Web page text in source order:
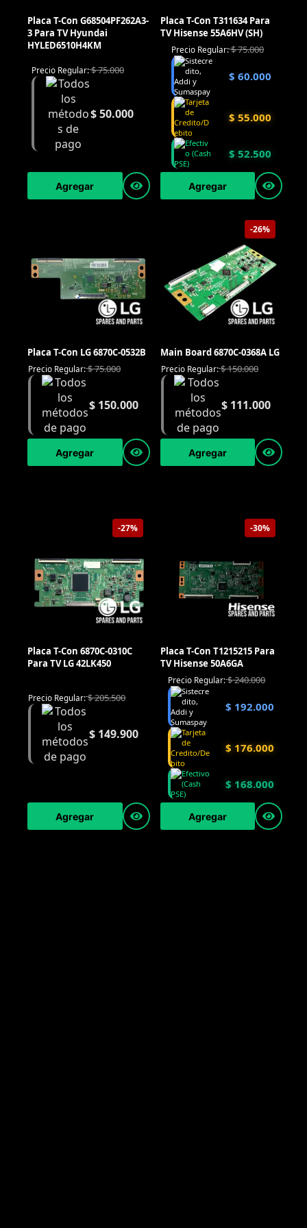
Placa T-Con G68504PF262A3-
3 Para TV Hyundai
HYLED6510H4KM
Precio Regular:$75.000
$50.000
Agregar
Placa T-Con T311634 Para
TV Hisense 55A6HV (SH)
Precio Regular:$75.000
$ 60.000
$ 55.000
$ 52.500
Agregar
Placa T-Con LG 6870C-0532B
Precio Regular:$75.000
$150.000
Agregar
-26%
Main Board 6870C-0368A LG
Precio Regular:$150.000
$ 111.000
Agregar
-27%
Placa T-Con 6870C-0310C
Para TV LG 42LK450
Precio Regular:$205.500
$149.900
Agregar
-30%
Placa T-Con T1215215 Para
TV Hisense 50A6GA
Precio Regular:$240.000
$ 192.000
$ 176.000
$ 168.000
Agregar